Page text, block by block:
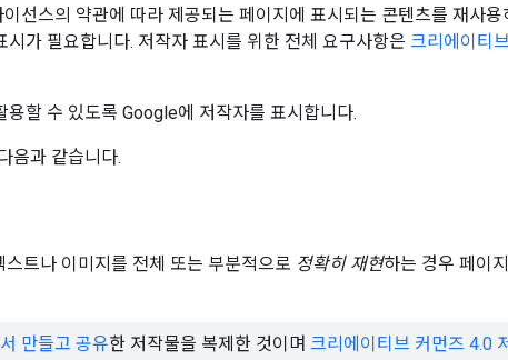
이선스의 약관에 따라 제공되는 페이지에 표시되는 콘텐츠를 재사
시가 필요합니다. 저작자 표시를 위한 전체 요구사항은 크리에이티
용할 수 있도록 Google에 저작자를 표시합니다.
음과 같습니다.
스트나 이미지를 전체 또는 부분적으로 정확히 재현하는 경우 페이
만들고 공유한 저작물을 복제한 것이며 크리에이티브 커먼즈 4.0